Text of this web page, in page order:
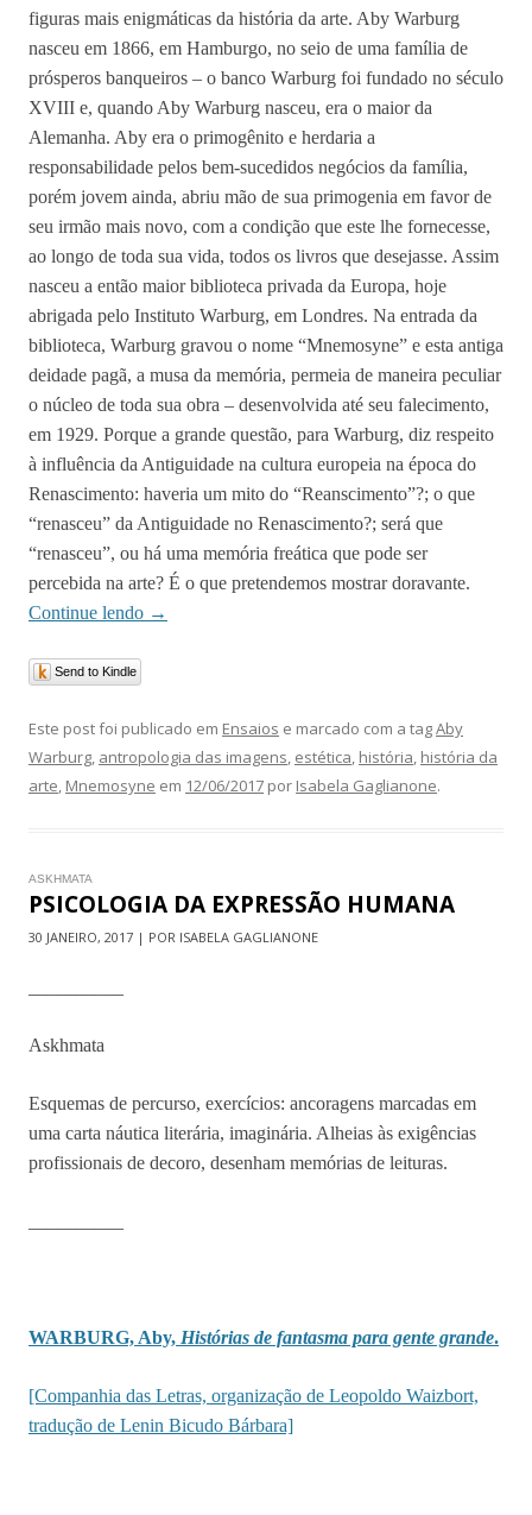
figuras mais enigmáticas da história da arte. Aby Warburg
nasceu em 1866, em Hamburgo, no seio de uma família de
prósperos banqueiros – o banco Warburg foi fundado no século
XVIII e, quando Aby Warburg nasceu, era o maior da
Alemanha. Aby era o primogênito e herdaria a
responsabilidade pelos bem-sucedidos negócios da família,
porém jovem ainda, abriu mão de sua primogenia em favor de
seu irmão mais novo, com a condição que este lhe fornecesse,
ao longo de toda sua vida, todos os livros que desejasse. Assim
nasceu a então maior biblioteca privada da Europa, hoje
abrigada pelo Instituto Warburg, em Londres. Na entrada da
biblioteca, Warburg gravou o nome “Mnemosyne” e esta antiga
deidade pagã, a musa da memória, permeia de maneira peculiar
o núcleo de toda sua obra – desenvolvida até seu falecimento,
em 1929. Porque a grande questão, para Warburg, diz respeito
à influência da Antiguidade na cultura europeia na época do
Renascimento: haveria um mito do “Reanscimento”?; o que
“renasceu” da Antiguidade no Renascimento?; será que
“renasceu”, ou há uma memória freática que pode ser
percebida na arte? É o que pretendemos mostrar doravante.
Continue lendo →
Send to Kindle
Este post foi publicado em Ensaios e marcado com a tagAby
Warburg, antropologia das imagens, estética, história, história da
arte, Mnemosyne em 12/06/2017 por Isabela Gaglianone.
ASKHMATA
PSICOLOGIA DA EXPRESSÃO HUMANA
30 JANEIRO, 2017 | POR ISABELA GAGLIANONE
Askhmata
Esquemas de percurso, exercícios: ancoragens marcadas em
uma carta náutica literária, imaginária. Alheias às exigências
profissionais de decoro, desenham memórias de leituras.
WARBURG, Aby, Histórias de fantasma para gente grande.
[Companhia das Letras, organização de Leopoldo Waizbort,
tradução de Lenin Bicudo Bárbara]